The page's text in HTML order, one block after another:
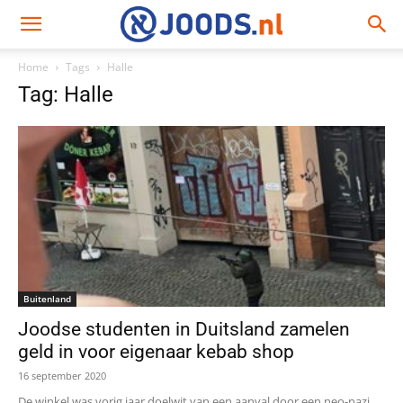
Home Tags Halle
Tag: Halle
Buitenland
Joodse studenten in Duitsland zamelen
geld in voor eigenaar kebab shop
16 september 2020